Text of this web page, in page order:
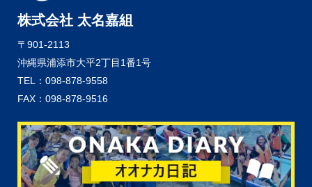
株式会社 太名嘉組
〒901-2113
沖縄県浦添市大平2丁目1番1号
TEL：098-878-9558
FAX：098-878-9516